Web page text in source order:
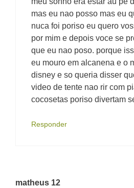
mas eu nao posso mas eu
nuca foi poriso eu quero
por mim e depois voce se
que eu nao poso. porque
eu mouro em alcanena e o
disney e so queria disser
video de tente nao rir com
cocosetas poriso divertam
Responder
matheus 12